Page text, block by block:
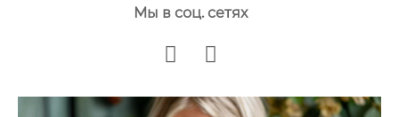
Мы в соц. сетях